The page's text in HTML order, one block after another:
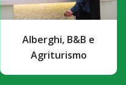
Alberghi, B&B e
Agriturismo